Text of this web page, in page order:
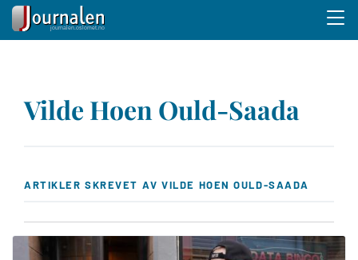
hovedinnhold
Vilde Hoen Ould-Saada
ARTIKLER SKREVET AV VILDE HOEN OULD-SAADA